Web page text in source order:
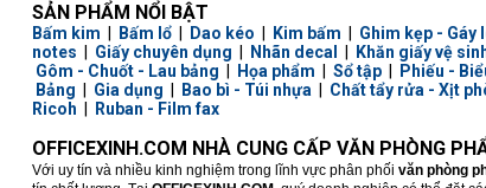
SẢN PHẨM NỔI BẬT
Bấm kim Bấm lổ| Dao kéo Kim bấm Ghim kẹp - Gáy
notes
Giấy chuyên dụng Nhãn decal Khăn giấy vệ
Gôm - Chuốt - Lau bảng
Họa phẩm Sổ tập| Phiếu -
Bảng
Gia dụng Bao bì - Túi nhựa Chất tẩy rửa - Xịt
Ricoh
Ruban - Film fax
OFFICEXINH.COM NHÀ CUNG CẤP VĂN PHÒNG
Với uy tín và nhiều kinh nghiệm trong lĩnh vực phân phối văn phòng